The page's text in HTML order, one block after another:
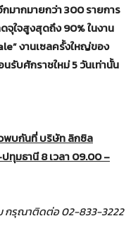
มากมายกว่า 300 รายการ
จุใจสูงสุดถึง 90% ในงาน
งานเซลครั้งใหญ่ของ
รับศักราชใหม่ 5 วันเท่านั้น
พบกันที่ บริษัท ลิกซิล
ปทุมธานี8เวลา09.00 –
กรุณาติดต่อ 02-833-3222